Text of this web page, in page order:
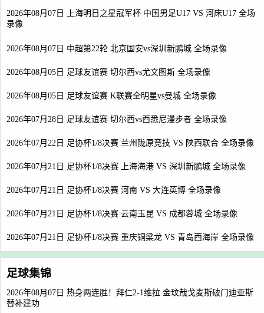
2026年08月07日 上海明日之星冠军杯 中国男足U17 VS 河床U17 全场
录像
2026年08月07日 中超第22轮 北京国安vs深圳新鹏城 全场录像
2026年08月05日 足球友谊赛 切尔西vs尤文图斯 全场录像
2026年08月05日 足球友谊赛 K联赛全明星vs曼城 全场录像
2026年07月28日 足球友谊赛 切尔西vs西悉尼漫步者 全场录像
2026年07月22日 足协杯1/8决赛 兰州陇原竞技 VS 陕西联合 全场录像
2026年07月21日 足协杯1/8决赛 上海海港 VS 深圳新鹏城 全场录像
2026年07月21日 足协杯1/8决赛 河南 VS 大连英博 全场录像
2026年07月21日 足协杯1/8决赛 云南玉昆 VS 成都蓉城 全场录像
2026年07月21日 足协杯1/8决赛 重庆铜梁龙 VS 青岛西海岸 全场录像
足球集锦
2026年08月07日 热身两连胜！拜仁2-1维拉 金玟哉戈麦斯破门迪亚斯
替补建功